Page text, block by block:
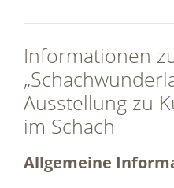
Informationen
Ausstellung zu
im Schach
Allgemeine